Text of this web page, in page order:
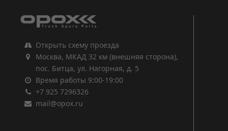
Открыть схему проезда
Москва, МКАД 32 км (внешняя сторона),
пос. Битца, ул. Нагорная, д. 5
Время работы 9:00-19:00
+7 925 7296326
mail@opox.ru